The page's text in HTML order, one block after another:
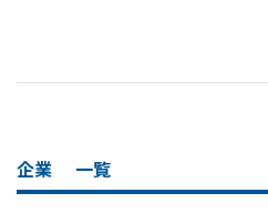
企業 一覧